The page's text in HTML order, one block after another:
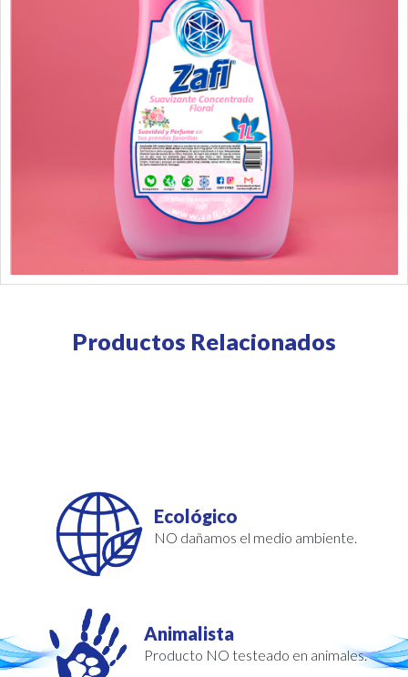
Productos Relacionados
Ecológico
NO dañamos el medio ambiente.
Animalista
Producto NO testeado en animales.